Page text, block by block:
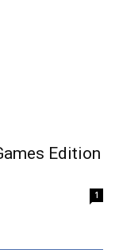
Edition
1